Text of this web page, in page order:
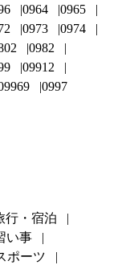
0964
0965
0973
0974
0982
09912
0997
行・宿泊
い事
ポーツ